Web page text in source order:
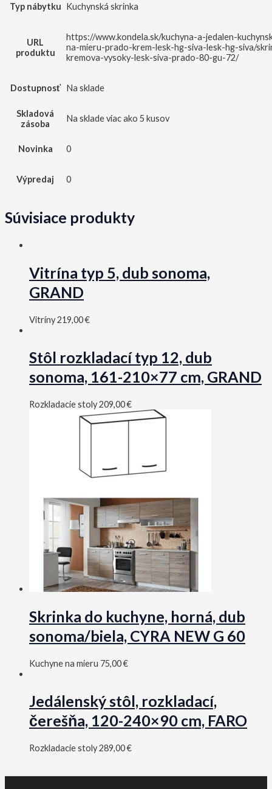
Typ nábytku Kuchynská skrinka
URL
produktu
https://www.kondela.sk/kuchyna-a-jedalen-
na-mieru-prado-krem-lesk-hg-siva-lesk-hg-siva/
kremova-vysoky-lesk-siva-prado-80-gu-72/
Dostupnosť Na sklade
Skladová
zásoba
Na sklade viac ako 5 kusov
Novinka 0
Výpredaj 0
Súvisiace produkty
Vitrína typ 5, dub sonoma,
GRAND
Vitríny219,00€
Stôl rozkladací typ 12, dub
sonoma, 161-210×77 cm, GRAND
Rozkladacie stoly209,00€
Skrinka do kuchyne, horná, dub
sonoma/biela, CYRA NEW G 60
Kuchyne na mieru 75,00€
Jedálenský stôl, rozkladací,
čerešňa, 120-240×90 cm, FARO
Rozkladacie stoly289,00€